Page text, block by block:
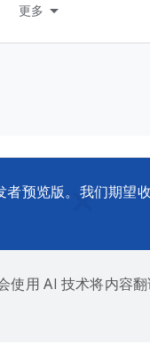
更多
预览版。我们期望
使用 AI 技术将内容翻